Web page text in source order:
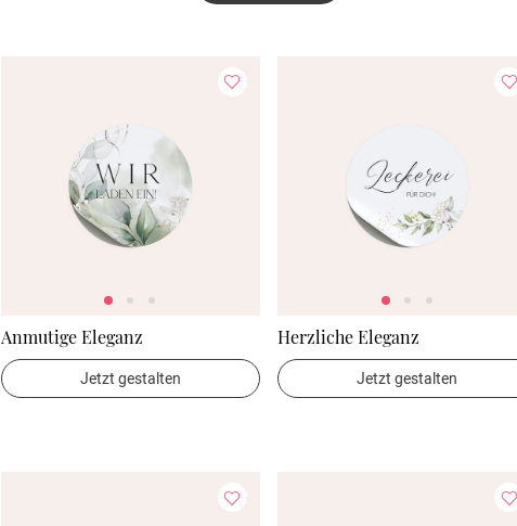
Anmutige Eleganz
Jetzt gestalten
Herzliche Eleganz
Jetzt gestalten